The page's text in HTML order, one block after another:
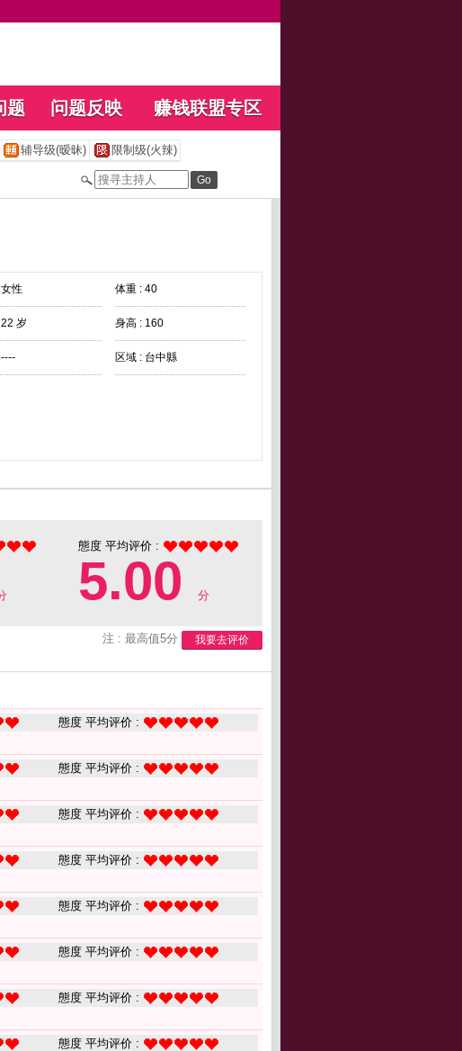
题 问题反映 赚钱联盟专区
辅导级(暧昧) 限制级(火辣)
性 体重 : 40
岁 身高 : 160
区域 : 台中縣
態度 平均评价 :
5.00 分
注 : 最高值5分 我要去评价
態度 平均评价 :
態度 平均评价 :
態度 平均评价 :
態度 平均评价 :
態度 平均评价 :
態度 平均评价 :
態度 平均评价 :
態度 平均评价 :